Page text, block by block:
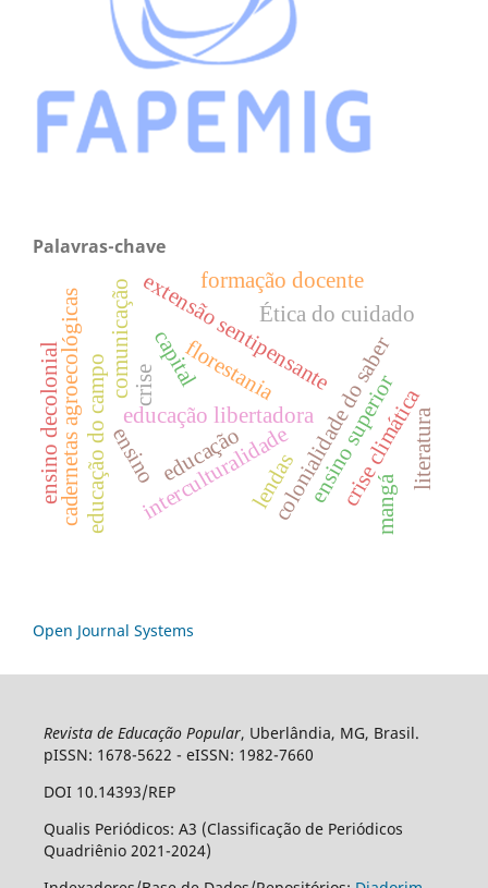
Palavras-chave
extensão sentipensante
colonialidade do saber
educação libertadora
florestania
Ética do cuidado
educação do campo interculturalidade
formação docente
ensino superior
cadernetas agroecológicas crise climática
crisecapital
ensino decolonial ensino literatura
educação
comunicação
mangá
lendas
Open Journal Systems
Revista de Educação Popular, Uberlândia, MG, Brasil.
pISSN: 1678-5622 - eISSN: 1982-7660
DOI 10.14393/REP
Qualis Periódicos: A3 (Classificação de Periódicos
Quadriênio 2021-2024)